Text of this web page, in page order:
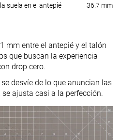
suela en el antepié 36.7 mm
mm entre el antepié y el talón
que buscan la experiencia
drop cero.
desvíe de lo que anuncian las
se ajusta casi a la perfección.